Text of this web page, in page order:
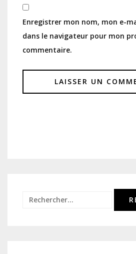
Enregistrer mon nom, mon e-
dans le navigateur pour mon
commentaire.
Rechercher :